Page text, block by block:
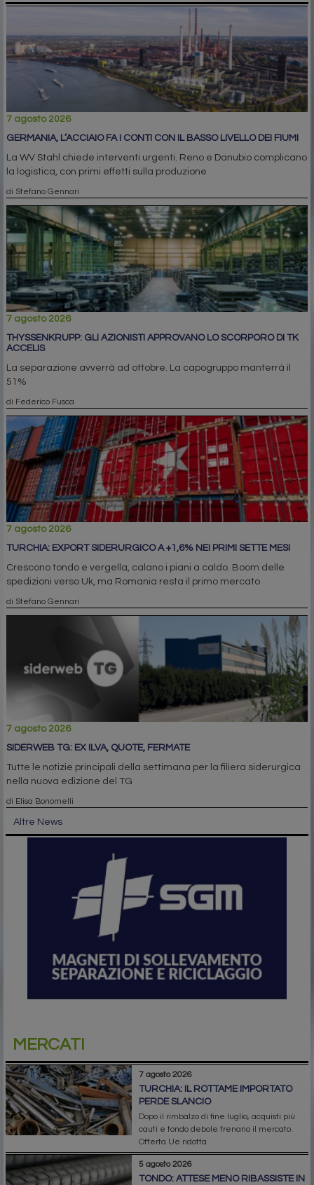
7 agosto 2026
GERMANIA, L’ACCIAIO FA I CONTI CON IL BASSO LIVELLO DEI FIUMI
La WV Stahl chiede interventi urgenti. Reno e Danubio complicano
la logistica, con primi effetti sulla produzione
di Stefano Gennari
7 agosto 2026
THYSSENKRUPP: GLI AZIONISTI APPROVANO LO SCORPORO DI TK
ACCELIS
La separazione avverrà ad ottobre. La capogruppo manterrà il
51%
di Federico Fusca
7 agosto 2026
TURCHIA: EXPORT SIDERURGICO A +1,6% NEI PRIMI SETTE MESI
Crescono tondo e vergella, calano i piani a caldo. Boom delle
spedizioni verso Uk, ma Romania resta il primo mercato
di Stefano Gennari
7 agosto 2026
SIDERWEB TG: EX ILVA, QUOTE, FERMATE
Tutte le notizie principali della settimana per la filiera siderurgica
nella nuova edizione del TG
di Elisa Bonomelli
Altre News
MERCATI
7 agosto 2026
TURCHIA: IL ROTTAME IMPORTATO
PERDE SLANCIO
Dopo il rimbalzo di fine luglio, acquisti più
cauti e tondo debole frenano il mercato.
Offerta Ue ridotta
5 agosto 2026
TONDO: ATTESE MENO RIBASSISTE IN